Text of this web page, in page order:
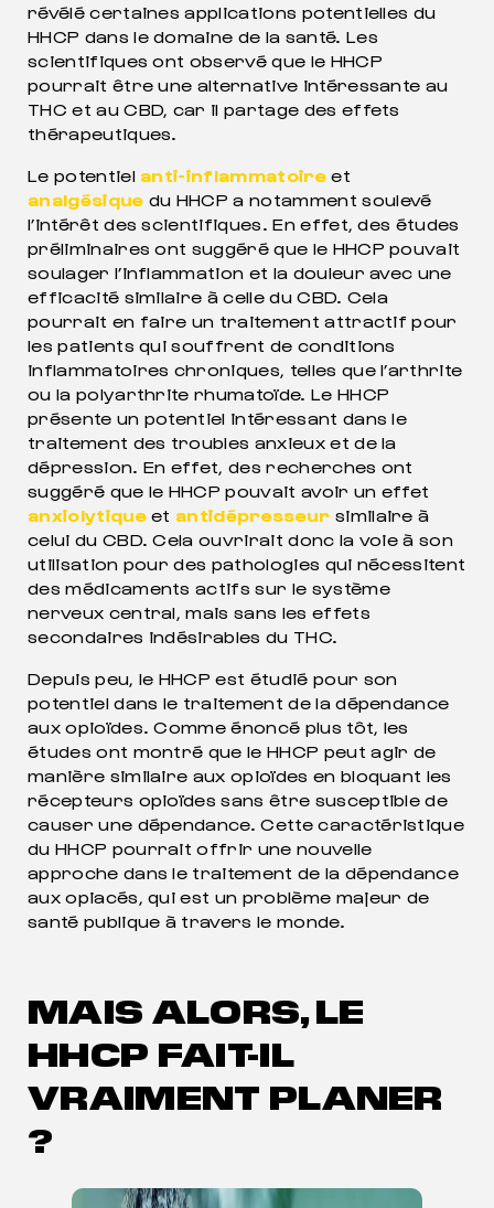
révélé certaines applications potentielles du
HHCP dans le domaine de la santé. Les
scientifiques ont observé que le HHCP
pourrait être une alternative intéressante au
THC et au CBD, car il partage des effets
thérapeutiques.
Le potentielanti-inflammatoireet
analgésique du HHCP a notamment soulevé
l’intérêt des scientifiques. En effet, des études
préliminaires ont suggéré que le HHCP pouvait
soulager l’inflammation et la douleur avec une
efficacité similaire à celle du CBD. Cela
pourrait en faire un traitement attractif pour
les patients qui souffrent de conditions
inflammatoires chroniques, telles que l’arthrite
ou la polyarthrite rhumatoïde. Le HHCP
présente un potentiel intéressant dans le
traitement des troubles anxieux et de la
dépression. En effet, des recherches ont
suggéré que le HHCP pouvait avoir un effet
anxiolytiqueetantidépresseur similaire à
celui du CBD. Cela ouvrirait donc la voie à son
utilisation pour des pathologies qui nécessitent
des médicaments actifs sur le système
nerveux central, mais sans les effets
secondaires indésirables du THC.
Depuis peu, le HHCP est étudié pour son
potentiel dans le traitement de la dépendance
aux opioïdes. Comme énoncé plus tôt, les
études ont montré que le HHCP peut agir de
manière similaire aux opioïdes en bloquant les
récepteurs opioïdes sans être susceptible de
causer une dépendance. Cette caractéristique
du HHCP pourrait offrir une nouvelle
approche dans le traitement de la dépendance
aux opiacés, qui est un problème majeur de
santé publique à travers le monde.
MAIS ALORS, LE
HHCP FAIT-IL
VRAIMENT PLANER
?